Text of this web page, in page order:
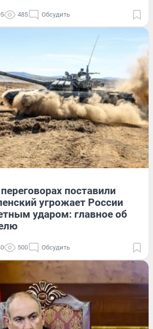
485 Обсудить
поставили
угрожает России
ударом: главное об
500 Обсудить